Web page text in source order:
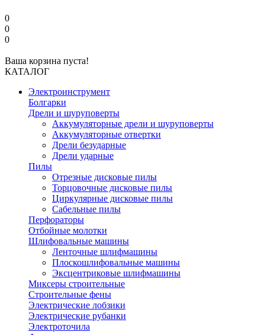
0
0
0
Ваша корзина пуста!
КАТАЛОГ
Электроинструмент
Болгарки
Дрели и шуруповерты
Аккумуляторные дрели и шуруповерты
Аккумуляторные отвертки
Дрели безударные
Дрели ударные
Пилы
Отрезные дисковые пилы
Торцовочные дисковые пилы
Циркулярные дисковые пилы
Сабельные пилы
Перфораторы
Отбойные молотки
Шлифовальные машины
Ленточные шлифмашины
Плоскошлифовальные машины
Эксцентриковые шлифмашины
Миксеры строительные
Строительные фены
Электрические лобзики
Электрические рубанки
Электроточила